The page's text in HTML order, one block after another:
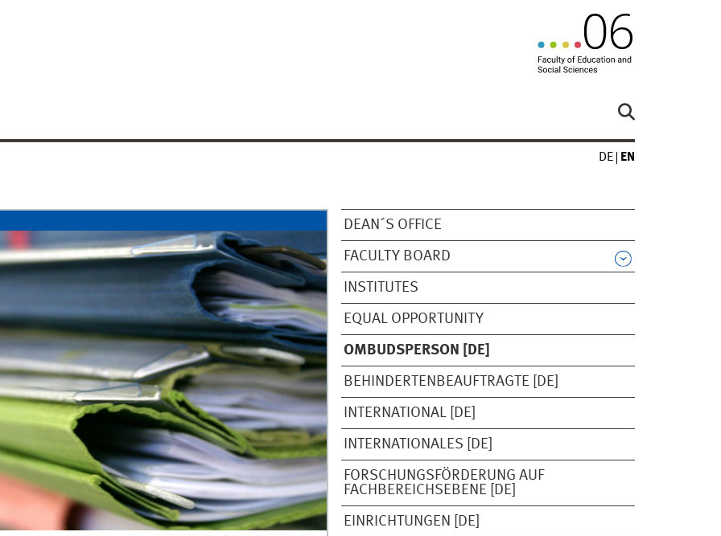
DE EN
DEAN´S OFFICE
FACULTY BOARD
INSTITUTES
EQUAL OPPORTUNITY
OMBUDSPERSON [DE]
BEHINDERTENBEAUFTRAGTE [DE]
INTERNATIONAL [DE]
INTERNATIONALES [DE]
FORSCHUNGSFÖRDERUNG AUF
FACHBEREICHSEBENE [DE]
EINRICHTUNGEN [DE]